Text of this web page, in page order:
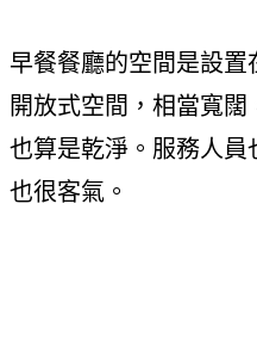
早餐餐廳的空間是設
開放式空間，相當寬
也算是乾淨。服務人員
也很客氣。